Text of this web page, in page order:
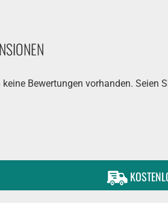
Bewertungen vorhanden. Seien